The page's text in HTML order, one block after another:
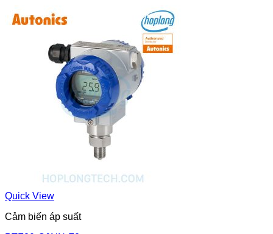
Quick View
Cảm biến áp suất